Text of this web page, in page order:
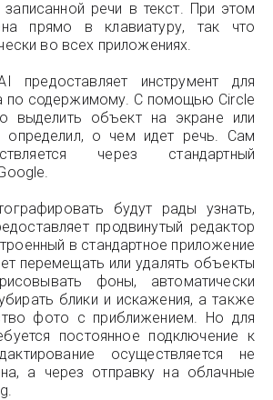
речи в текст. При этом
прямо в клавиатуру, так что
во всех приложениях.
предоставляет инструмент для
по содержимому. С помощью Circle
выделить объект на экране или
определил, о чем идет речь. Сам
через стандартный
будут рады узнать,
продвинутый редактор
в стандартное приложение
перемещать или удалять объекты
фоны, автоматически
блики и искажения, а также
фото с приближением. Но для
постоянное подключение к
осуществляется не
а через отправку на облачные